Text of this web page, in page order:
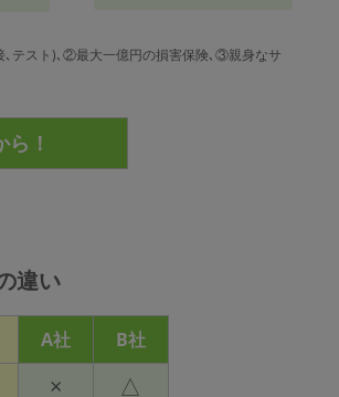
テスト)､②最大一億円の損害保険､③親身なサ
違い
A社
B社
× △